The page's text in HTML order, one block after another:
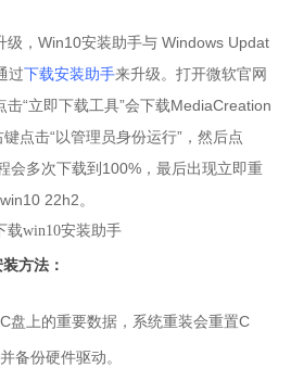
级，Win10安装助手与 Windows Updat
过下载安装助手来升级。打开微软官网
击“立即下载工具”会下载MediaCreation
点击“以管理员身份运行”，然后点
会多次下载到100%，最后出现立即重
22h2。
装方法：
盘上的重要数据，系统重装会重置C
备份硬件驱动。